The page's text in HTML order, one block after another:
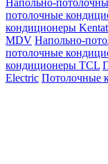
Напольно-
потолочные
кондиционеры
MDV Напольно-
потолочные
кондиционеры TCL
Electric Потолочные